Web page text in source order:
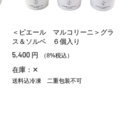
＜ピエール マルコリーニ＞グラ
ス＆ソルベ ６個入り
5,400 円 （8%税込）
在庫：✕
送料込冷凍 二重包装不可